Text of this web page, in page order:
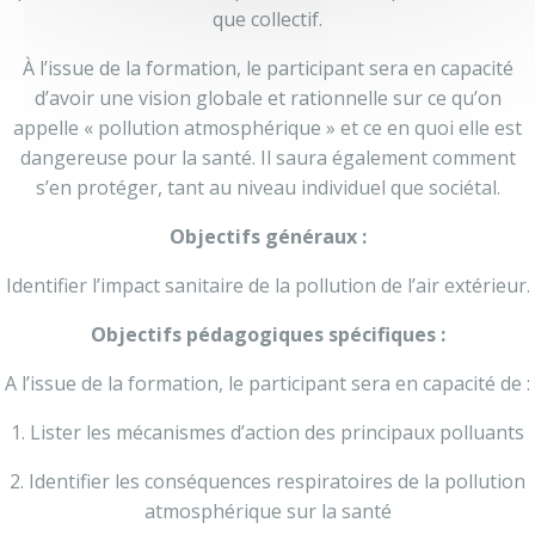
que collectif.
À l’issue de la formation, le participant sera en capacité
d’avoir une vision globale et rationnelle sur ce qu’on
appelle « pollution atmosphérique » et ce en quoi elle est
dangereuse pour la santé. Il saura également comment
s’en protéger, tant au niveau individuel que sociétal.
Objectifs généraux :
Identifier l’impact sanitaire de la pollution de l’air extérieur.
Objectifs pédagogiques spécifiques :
A l’issue de la formation, le participant sera en capacité de :
1. Lister les mécanismes d’action des principaux polluants
2. Identifier les conséquences respiratoires de la pollution
atmosphérique sur la santé